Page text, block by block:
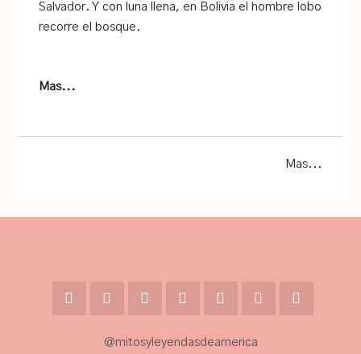
Salvador. Y con luna llena, en Bolivia el hombre lobo
recorre el bosque.
Mas...
Mas...
@mitosyleyendasdeamerica